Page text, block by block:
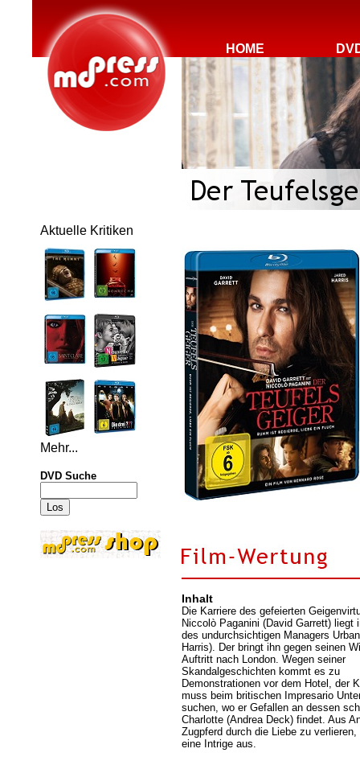
HOME
Aktuelle Kritiken
Mehr...
DVD Suche
Inhalt
Die Karriere des gefeierten
Niccolò Paganini (David Garrett) liegt
des undurchsichtigen Managers
Harris). Der bringt ihn gegen seinen
Auftritt nach London. Wegen seiner
Skandalgeschichten kommt es zu
Demonstrationen vor dem Hotel, der
muss beim britischen Impresario
suchen, wo er Gefallen an dessen
Charlotte (Andrea Deck) findet. Aus
Zugpferd durch die Liebe zu
eine Intrige aus.